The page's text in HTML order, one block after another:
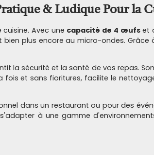
& Ludique Pour la
Avec une capacité de 4 œufset
plus encore au micro-ondes. Grâce
la sécurité et la santé de vos repas.
fois et sans fioritures, facilite le
dans un restaurant ou pour des
à une gamme